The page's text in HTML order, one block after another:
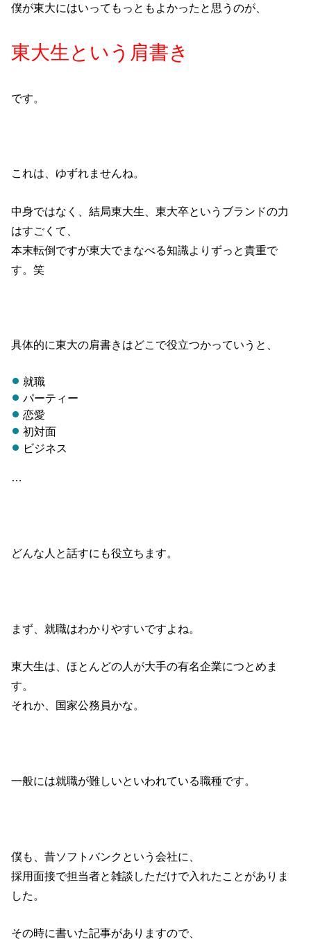
僕が東大にはいってもっともよかったと思うのが、
東大生という肩書き
です。
これは、ゆずれませんね。
中身ではなく、結局東大生、東大卒というブランドの力
はすごくて、
本末転倒ですが東大でまなべる知識よりずっと貴重で
す。笑
具体的に東大の肩書きはどこで役立つかっていうと、
就職
パーティー
恋愛
初対面
ビジネス
…
どんな人と話すにも役立ちます。
まず、就職はわかりやすいですよね。
東大生は、ほとんどの人が大手の有名企業につとめま
す。
それか、国家公務員かな。
一般には就職が難しいといわれている職種です。
僕も、昔ソフトバンクという会社に、
採用面接で担当者と雑談しただけで入れたことがありま
した。
その時に書いた記事がありますので、